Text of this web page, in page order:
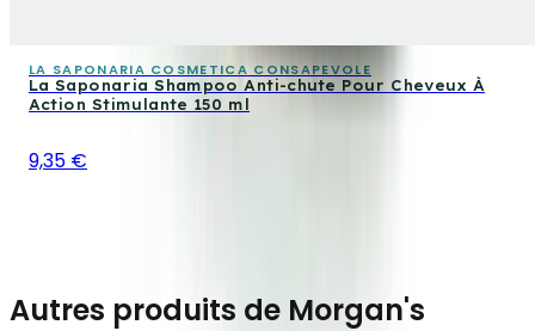
LA SAPONARIA COSMETICA CONSAPEVOLE
La Saponaria Shampoo Anti-chute Pour Cheveux À
Action Stimulante 150 ml
9,35 €
Autres produits de Morgan's